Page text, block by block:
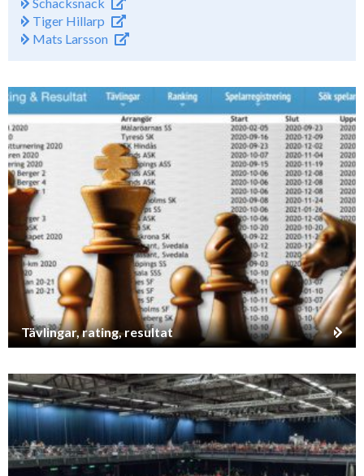
Tiger Hillarp
Mats Larsson
Tävlingar, rating, resultat